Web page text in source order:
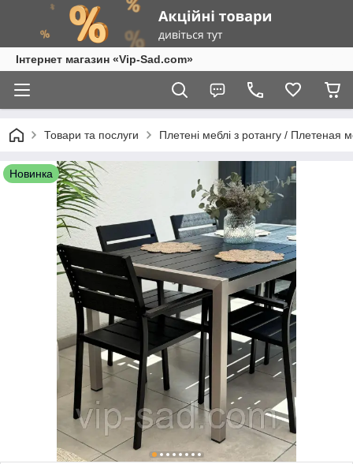
Інтернет магазин «Vip-Sad.com»
Товари та послуги Плетені меблі з ротангу / Плетеная
Новинка